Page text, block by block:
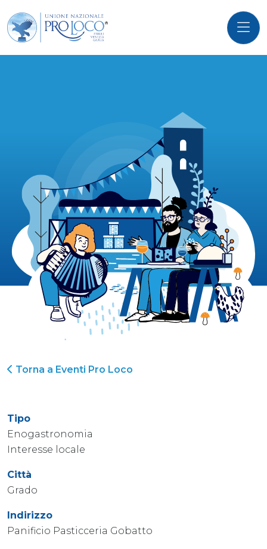
Torna a Eventi Pro Loco
Tipo
Enogastronomia
Interesse locale
Città
Grado
Indirizzo
Panificio Pasticceria Gobatto